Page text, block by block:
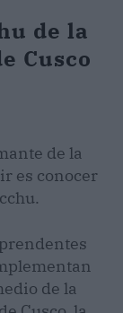
de la
Cusco
de la
es conocer
de la